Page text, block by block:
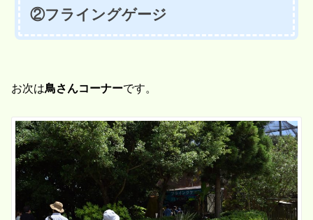
②フライングゲージ
お次は鳥さんコーナーです。